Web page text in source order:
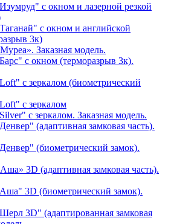
с окном и лазерной резкой
с окном и английской
3к)
Заказная модель.
с окном (терморазрыв 3к).
с зеркалом (биометрический
с зеркалом
с зеркалом. Заказная модель.
(адаптивная замковая часть).
(биометрический замок).
3D (адаптивная замковая часть).
3D (биометрический замок).
3D" (адаптированная замковая